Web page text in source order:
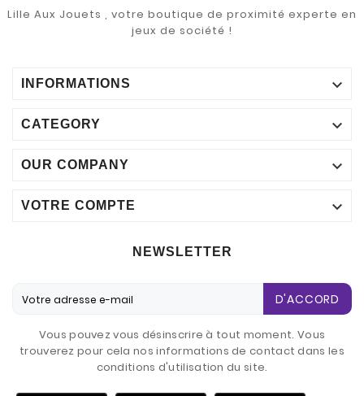
Lille Aux Jouets , votre boutique de proximité experte en
jeux de société !
INFORMATIONS 
CATEGORY 
OUR COMPANY 
VOTRE COMPTE 
NEWSLETTER
D'ACCORD
Vous pouvez vous désinscrire à tout moment. Vous
trouverez pour cela nos informations de contact dans les
conditions d'utilisation du site.